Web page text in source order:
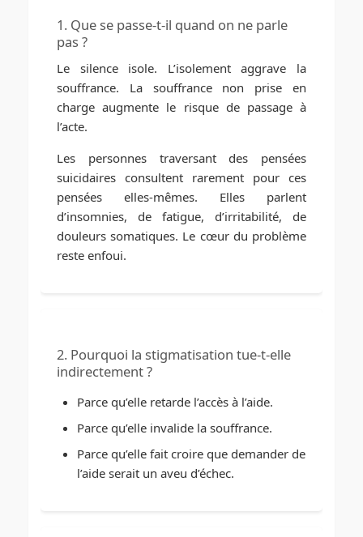
1. Que se passe-t-il quand on ne parle
pas ?
Le silence isole. L’isolement aggrave la
souffrance. La souffrance non prise en
charge augmente le risque de passage à
l’acte.
Les personnes traversant des pensées
suicidaires consultent rarement pour ces
pensées elles-mêmes. Elles parlent
d’insomnies, de fatigue, d’irritabilité, de
douleurs somatiques. Le cœur du problème
reste enfoui.
2. Pourquoi la stigmatisation tue-t-elle
indirectement ?
Parce qu’elle retarde l’accès à l’aide.
Parce qu’elle invalide la souffrance.
Parce qu’elle fait croire que demander de
l’aide serait un aveu d’échec.